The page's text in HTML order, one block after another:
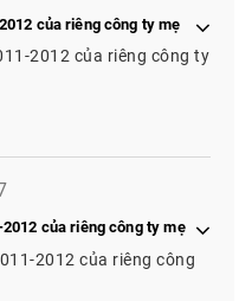
của riêng công ty mẹ
2012 của riêng công ty
của riêng công ty mẹ
2012 của riêng công